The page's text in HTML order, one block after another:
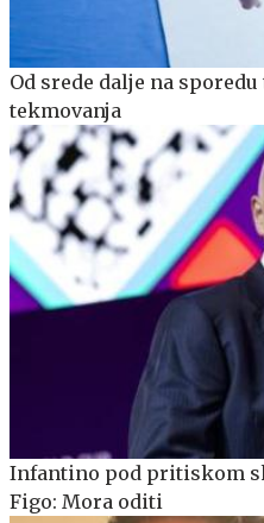
Od srede dalje na
tekmovanja
Infantino pod pritiskom
Figo: Mora oditi